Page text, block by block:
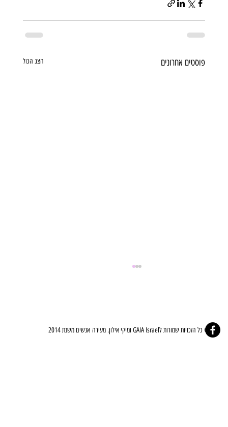
פוסטים אחרונים הצג הכול
© כל הזכויות שמורות לGAIA Israel ומיקי אילון. מעירה אנשים משנת 2014